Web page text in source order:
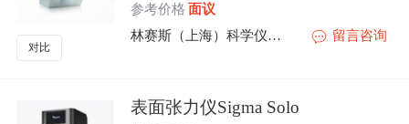
对比
参考价格 面议
林赛斯（上海）科学仪器有限公司
留言咨询
表面张力仪Sigma Solo